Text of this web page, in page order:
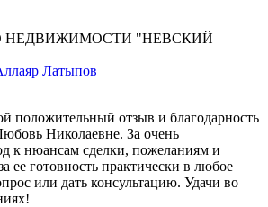
НЕДВИЖИМОСТИ "НЕВСКИЙ
Латыпов
положительный отзыв и благодарность
Николаевне. За очень
к нюансам сделки, пожеланиям и
ее готовность практически в любое
или дать консультацию. Удачи во